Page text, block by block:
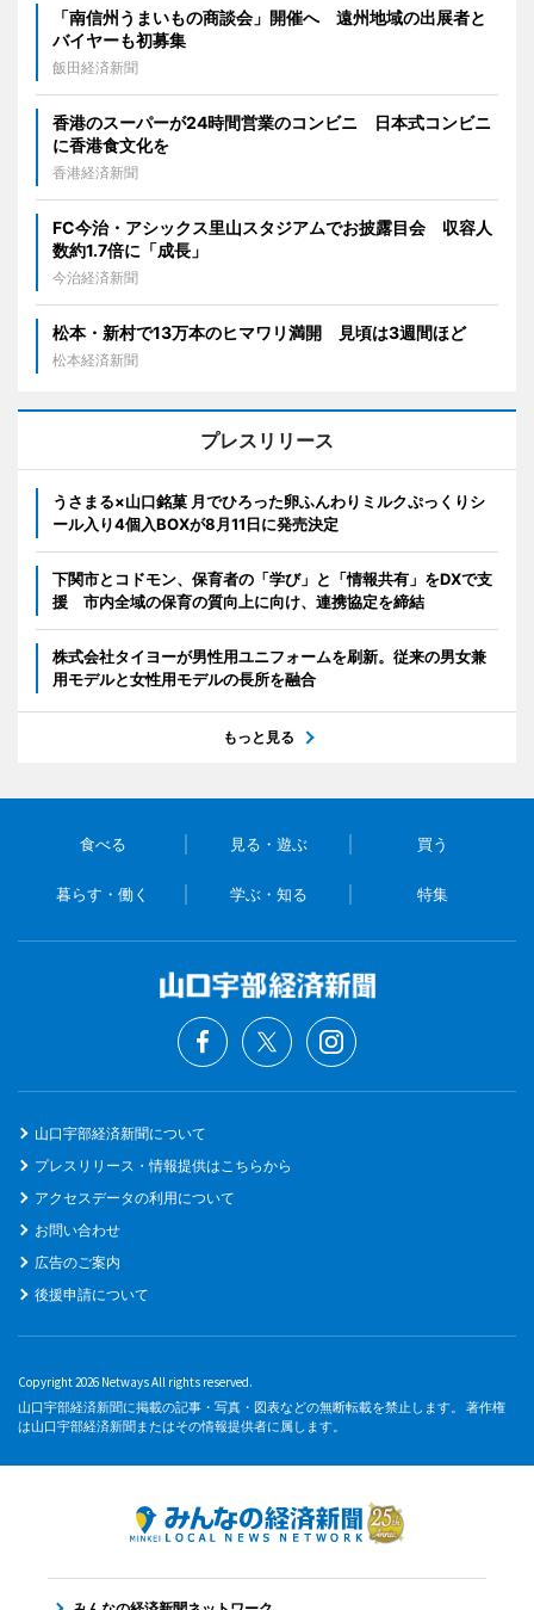
「南信州うまいもの商談会」開催へ 遠州地域の出展者と
バイヤーも初募集
飯田経済新聞
香港のスーパーが24時間営業のコンビニ 日本式コンビニ
に香港食文化を
香港経済新聞
FC今治・アシックス里山スタジアムでお披露目会 収容人
数約1.7倍に「成長」
今治経済新聞
松本・新村で13万本のヒマワリ満開 見頃は3週間ほど
松本経済新聞
プレスリリース
うさまる×山口銘菓 月でひろった卵ふんわりミルクぷっくりシ
ール入り4個入BOXが8月11日に発売決定
下関市とコドモン、保育者の「学び」と「情報共有」をDXで支
援 市内全域の保育の質向上に向け、連携協定を締結
株式会社タイヨーが男性用ユニフォームを刷新。従来の男女兼
用モデルと女性用モデルの長所を融合
もっと見る
食べる 見る・遊ぶ 買う
暮らす・働く 学ぶ・知る 特集
山口宇部経済新聞について
プレスリリース・情報提供はこちらから
アクセスデータの利用について
お問い合わせ
広告のご案内
後援申請について
Copyright 2026 Netways All rights reserved.
山口宇部経済新聞に掲載の記事・写真・図表などの無断転載を禁止します。 著作権
は山口宇部経済新聞またはその情報提供者に属します。